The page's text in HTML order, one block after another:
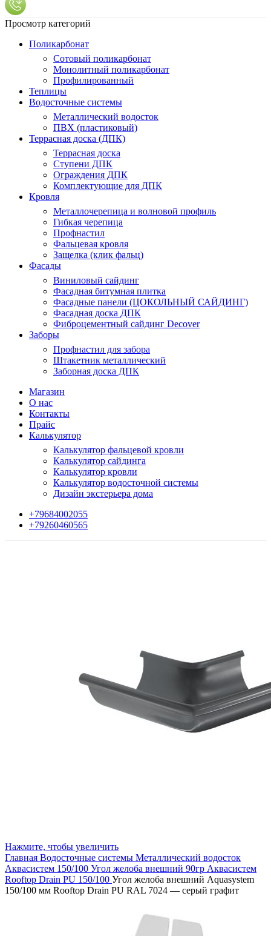
Просмотр категорий
Поликарбонат
Сотовый поликарбонат
Монолитный поликарбонат
Профилированный
Теплицы
Водосточные системы
Металлический водосток
ПВХ (пластиковый)
Террасная доска (ДПК)
Террасная доска
Ступени ДПК
Ограждения ДПК
Комплектующие для ДПК
Кровля
Металлочерепица и волновой профиль
Гибкая черепица
Профнастил
Фальцевая кровля
Защелка (клик фальц)
Фасады
Виниловый сайдинг
Фасадная битумная плитка
Фасадные панели (ЦОКОЛЬНЫЙ САЙДИНГ)
Фасадная доска ДПК
Фиброцементный сайдинг Decover
Заборы
Профнастил для забора
Штакетник металлический
Заборная доска ДПК
Магазин
О нас
Контакты
Прайс
Калькулятор
Калькулятор фальцевой кровли
Калькулятор сайдинга
Калькулятор кровли
Калькулятор водосточной системы
Дизайн экстерьера дома
+79684002055
+79260460565
Нажмите, чтобы увеличить
Главная Водосточные системы Металлический водосток
Аквасистем 150/100 Угол желоба внешний 90гр Аквасистем
Rooftop Drain PU 150/100 Угол желоба внешний Aquasystem
150/100 мм Rooftop Drain PU RAL 7024 — серый графит